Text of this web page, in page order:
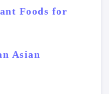
Foods for
Asian